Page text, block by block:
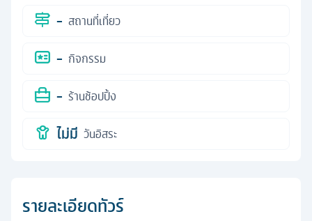
- สถานที่เที่ยว
- กิจกรรม
- ร้านช้อปปิ้ง
ไม่มี วันอิสระ
รายละเอียดทัวร์